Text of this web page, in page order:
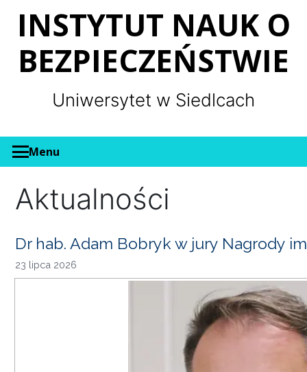
INSTYTUT NAUK O
BEZPIECZEŃSTWIE
Uniwersytet w Siedlcach
Menu
Aktualności
Dr hab. Adam Bobryk w jury Nagrody
23 lipca 2026